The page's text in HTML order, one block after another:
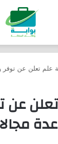
علم تعلن عن
عن